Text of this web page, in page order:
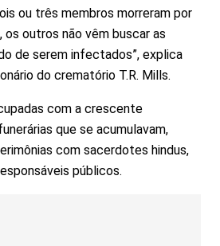
ou três membros morreram por
os outros não vêm buscar as
de serem infectados”, explica
do crematório T.R. Mills.
com a crescente
que se acumulavam,
com sacerdotes hindus,
públicos.